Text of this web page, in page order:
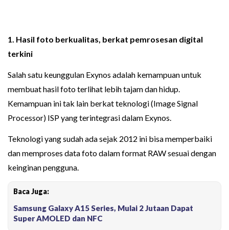
1. Hasil foto berkualitas, berkat pemrosesan digital
terkini
Salah satu keunggulan Exynos adalah kemampuan untuk
membuat hasil foto terlihat lebih tajam dan hidup.
Kemampuan ini tak lain berkat teknologi (Image Signal
Processor) ISP yang terintegrasi dalam Exynos.
Teknologi yang sudah ada sejak 2012 ini bisa memperbaiki
dan memproses data foto dalam format RAW sesuai dengan
keinginan pengguna.
Baca Juga:
Samsung Galaxy A15 Series, Mulai 2 Jutaan Dapat
Super AMOLED dan NFC